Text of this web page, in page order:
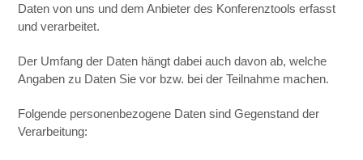
Daten von uns und dem Anbieter des Konferenztools erfasst
und verarbeitet.
Der Umfang der Daten hängt dabei auch davon ab, welche
Angaben zu Daten Sie vor bzw. bei der Teilnahme machen.
Folgende personenbezogene Daten sind Gegenstand der
Verarbeitung: